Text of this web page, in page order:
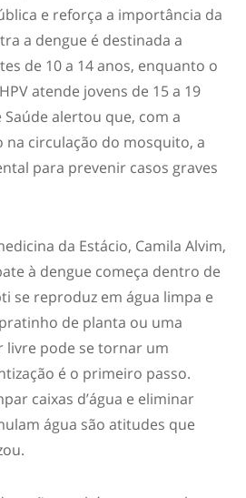
e reforça a importância da
a dengue é destinada a
de 10 a 14 anos, enquanto o
atende jovens de 15 a 19
Saúde alertou que, com a
na circulação do mosquito, a
para prevenir casos graves
da Estácio, Camila Alvim,
à dengue começa dentro de
se reproduz em água limpa e
de planta ou uma
livre pode se tornar um
é o primeiro passo.
caixas d’água e eliminar
água são atitudes que